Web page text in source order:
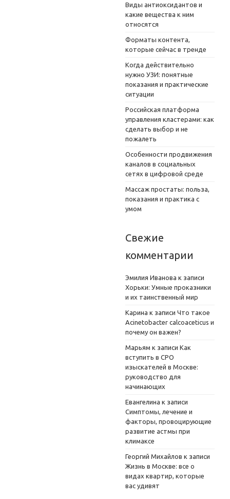
Виды антиоксидантов и
какие вещества к ним
относятся
Форматы контента,
которые сейчас в тренде
Когда действительно
нужно УЗИ: понятные
показания и практические
ситуации
Российская платформа
управления кластерами: как
сделать выбор и не
пожалеть
Особенности продвижения
каналов в социальных
сетях в цифровой среде
Массаж простаты: польза,
показания и практика с
умом
Свежие
комментарии
Эмилия Иванова к записи
Хорьки: Умные проказники
и их таинственный мир
Карина к записи Что такое
Acinetobacter calcoaceticus и
почему он важен?
Марьям к записи Как
вступить в СРО
изыскателей в Москве:
руководство для
начинающих
Евангелина к записи
Симптомы, лечение и
факторы, провоцирующие
развитие астмы при
климаксе
Георгий Михайлов к записи
Жизнь в Москве: все о
видах квартир, которые
вас удивят